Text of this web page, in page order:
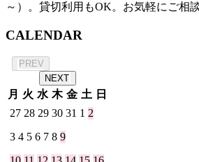
～）。貸切利用もOK。お気軽にご相
CALENDAR
PREV
NEXT
月 火 水 木 金 土 日
27 28 29 30 31 1 2
3 4 5 6 7 8 9